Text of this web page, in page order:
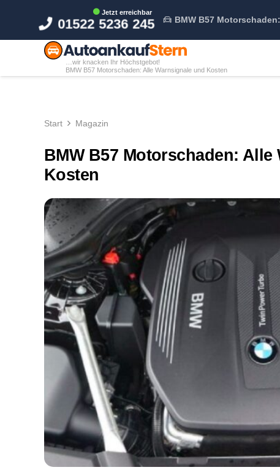
Jetzt erreichbar
01522 5236 245 BMW B57
…wir knacken Ihr Höchstgebot!
BMW B57 Motorschaden: Alle Warnsignale und Kosten
Start Magazin
BMW B57 Motorschaden: Alle
Kosten